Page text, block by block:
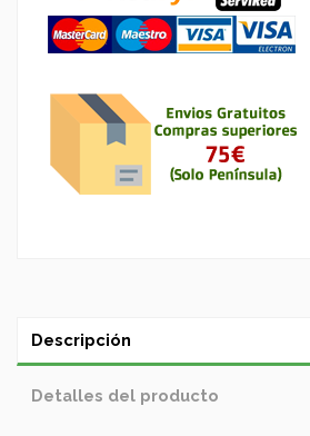
Descripción
Detalles del producto